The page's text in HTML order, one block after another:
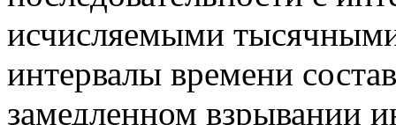
исчисляемыми
интервалы времени
замедленном взрывании